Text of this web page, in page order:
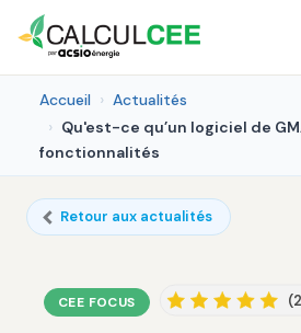
Accueil
Actualités
Qu'est-ce qu’un logiciel de
fonctionnalités
Retour aux actualités
CEE FOCUS